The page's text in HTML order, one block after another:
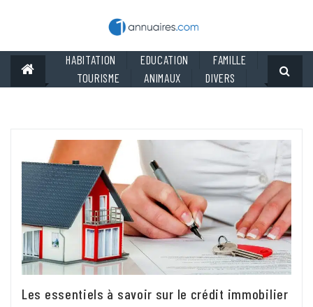
HABITATION EDUCATION
FAMILLE
TOURISME
ANIMAUX DIVERS
Les essentiels à savoir sur le crédit immobilier